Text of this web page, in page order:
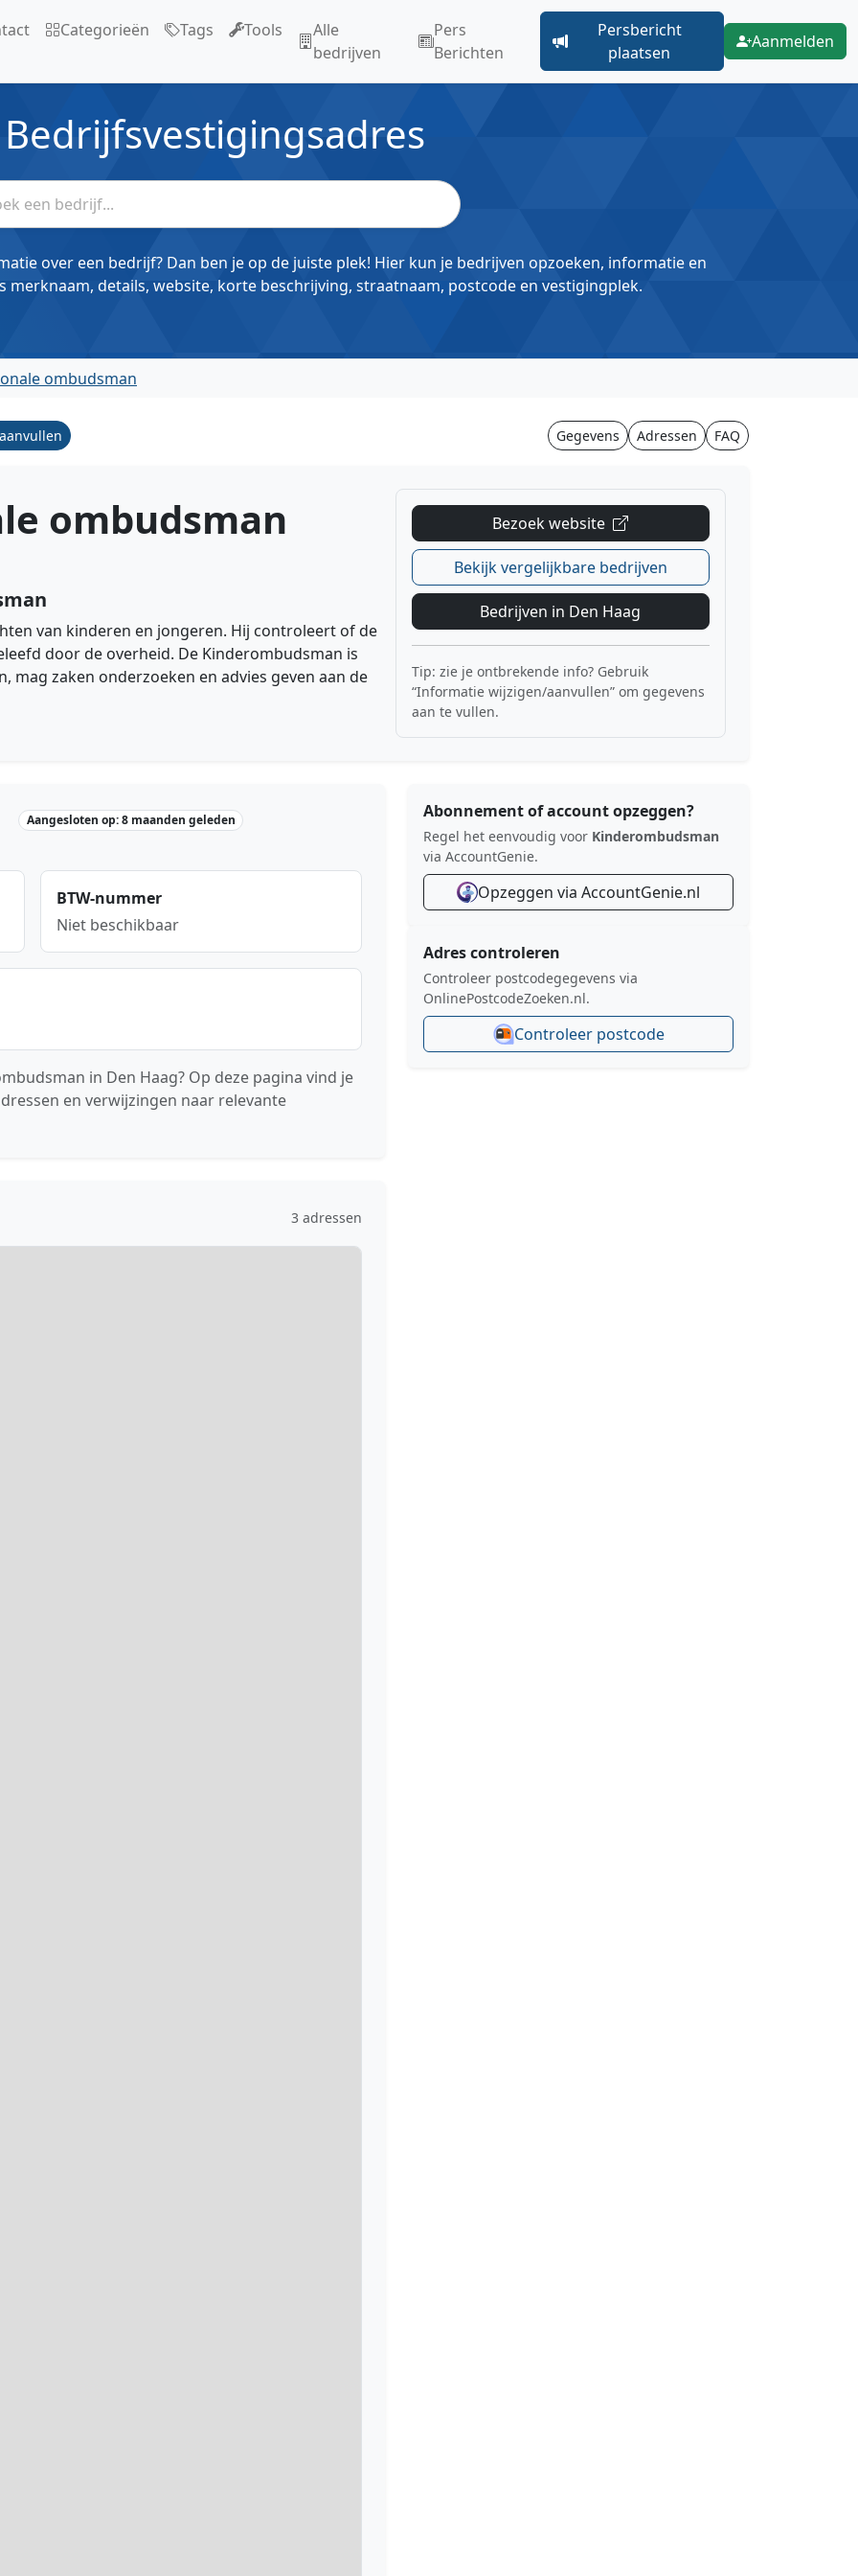
Categorieën Tags Tools
Alle
bedrijven
Pers
Berichten
Persbericht
plaatsen
Aanmelden
Bedrijfsvestigingsadres
over een bedrijf? Dan ben je op de juiste plek! Hier kun je bedrijven opzoeken, informatie en
merknaam, details, website, korte beschrijving, straatnaam, postcode en vestigingplek.
ombudsman
Gegevens Adressen FAQ
ombudsman
van kinderen en jongeren. Hij controleert of de
door de overheid. De Kinderombudsman is
mag zaken onderzoeken en advies geven aan de
Bezoek website
Bekijk vergelijkbare bedrijven
Bedrijven in Den Haag
Tip: zie je ontbrekende info? Gebruik
“Informatie wijzigen/aanvullen” om gegevens
aan te vullen.
Aangesloten op: 8 maanden geleden
BTW-nummer
Niet beschikbaar
in Den Haag? Op deze pagina vind je
en verwijzingen naar relevante
3 adressen
Abonnement of account opzeggen?
Regel het eenvoudig voor Kinderombudsman
via AccountGenie.
Opzeggen via AccountGenie.nl
Adres controleren
Controleer postcodegegevens via
OnlinePostcodeZoeken.nl.
Controleer postcode